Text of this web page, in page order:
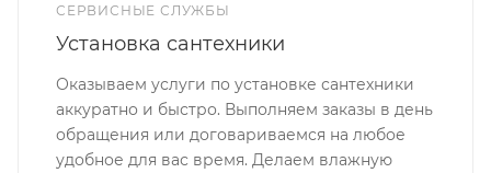
СЕРВИСНЫЕ СЛУЖБЫ
Установка сантехники
Оказываем услуги по установке сантехники
аккуратно и быстро. Выполняем заказы в день
обращения или договариваемся на любое
удобное для вас время. Делаем влажную